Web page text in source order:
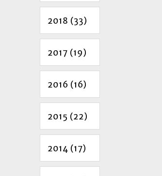
2018 (33)
2017 (19)
2016 (16)
2015 (22)
2014 (17)